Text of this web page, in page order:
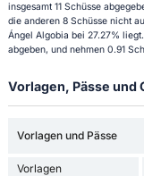
insgesamt 11 Schüsse
die anderen 8 Schüsse nicht
Ángel Algobia bei 27.27%
abgeben, und nehmen 0.91
Vorlagen, Pässe
Vorlagen und Pässe
Vorlagen